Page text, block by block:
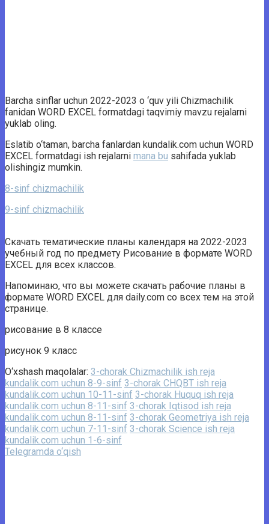
Barcha sinflar uchun 2022-2023 o ‘quv yili Chizmachilik
fanidan WORD EXCEL formatdagi taqvimiy mavzu rejalarni
yuklab oling.
Eslatib o‘taman, barcha fanlardan kundalik.com uchun WORD
EXCEL formatdagi ish rejalarni mana bu sahifada yuklab
olishingiz mumkin.
8-sinf chizmachilik
9-sinf chizmachilik
Скачать тематические планы календаря на 2022-2023
учебный год по предмету Рисование в формате WORD
EXCEL для всех классов.
Напоминаю, что вы можете скачать рабочие планы в
формате WORD EXCEL для daily.com со всех тем на этой
странице.
рисование в 8 классе
рисунок 9 класс
O‘xshash maqolalar: 3-chorak Chizmachilik ish reja
kundalik.com uchun 8-9-sinf 3-chorak CHQBT ish reja
kundalik.com uchun 10-11-sinf 3-chorak Huquq ish reja
kundalik.com uchun 8-11-sinf 3-chorak Iqtisod ish reja
kundalik.com uchun 8-11-sinf 3-chorak Geometriya ish reja
kundalik.com uchun 7-11-sinf 3-chorak Science ish reja
kundalik.com uchun 1-6-sinf
Telegramda o‘qish